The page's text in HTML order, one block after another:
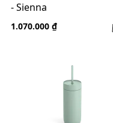
- Sienna
1.070.000 ₫